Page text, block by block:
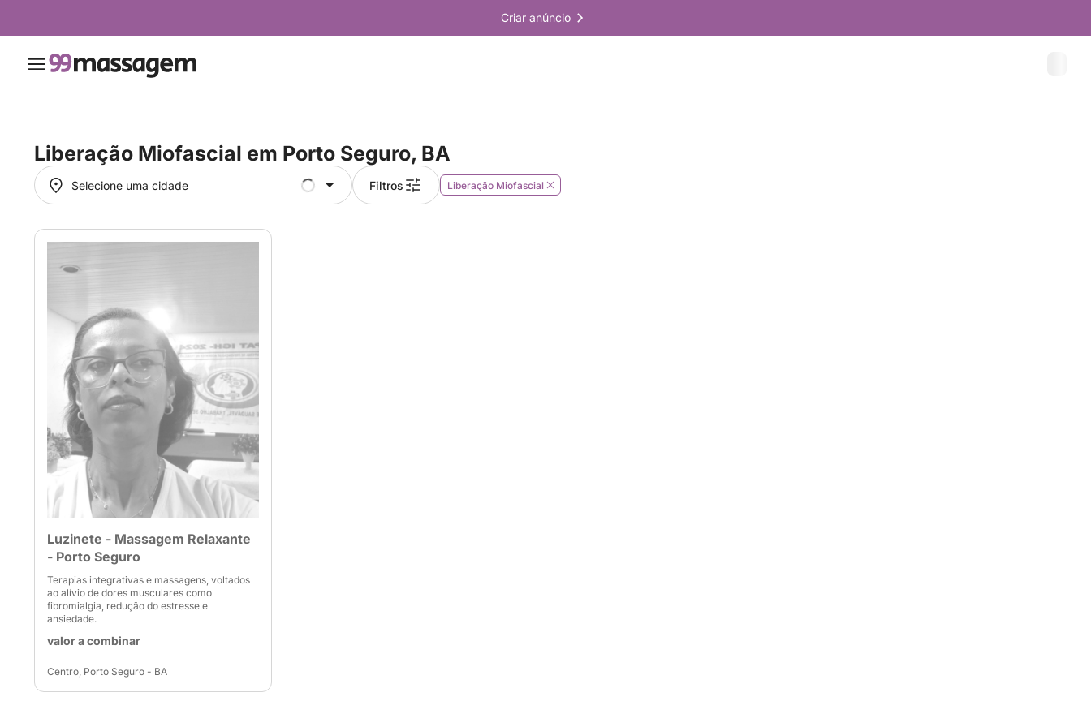
Criar anúncio
Liberação Miofascial em Porto Seguro, BA
Selecione uma cidade
Selecione uma cidade Filtros Liberação Miofascial
Luzinete - Massagem Relaxante
- Porto Seguro
Terapias integrativas e massagens, voltados
ao alívio de dores musculares como
fibromialgia, redução do estresse e
ansiedade.
valor a combinar
Centro, Porto Seguro - BA